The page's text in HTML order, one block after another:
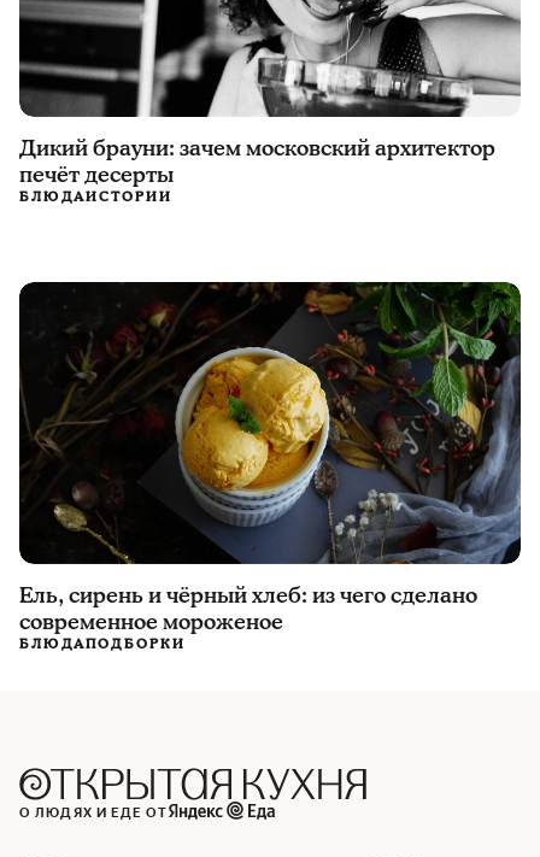
Дикий брауни: зачем московский архитектор
печёт десерты
БЛЮДАИСТОРИИ
Ель, сирень и чёрный хлеб: из чего сделано
современное мороженое
БЛЮДАПОДБОРКИ
О ЛЮДЯХ И ЕДЕ ОТ